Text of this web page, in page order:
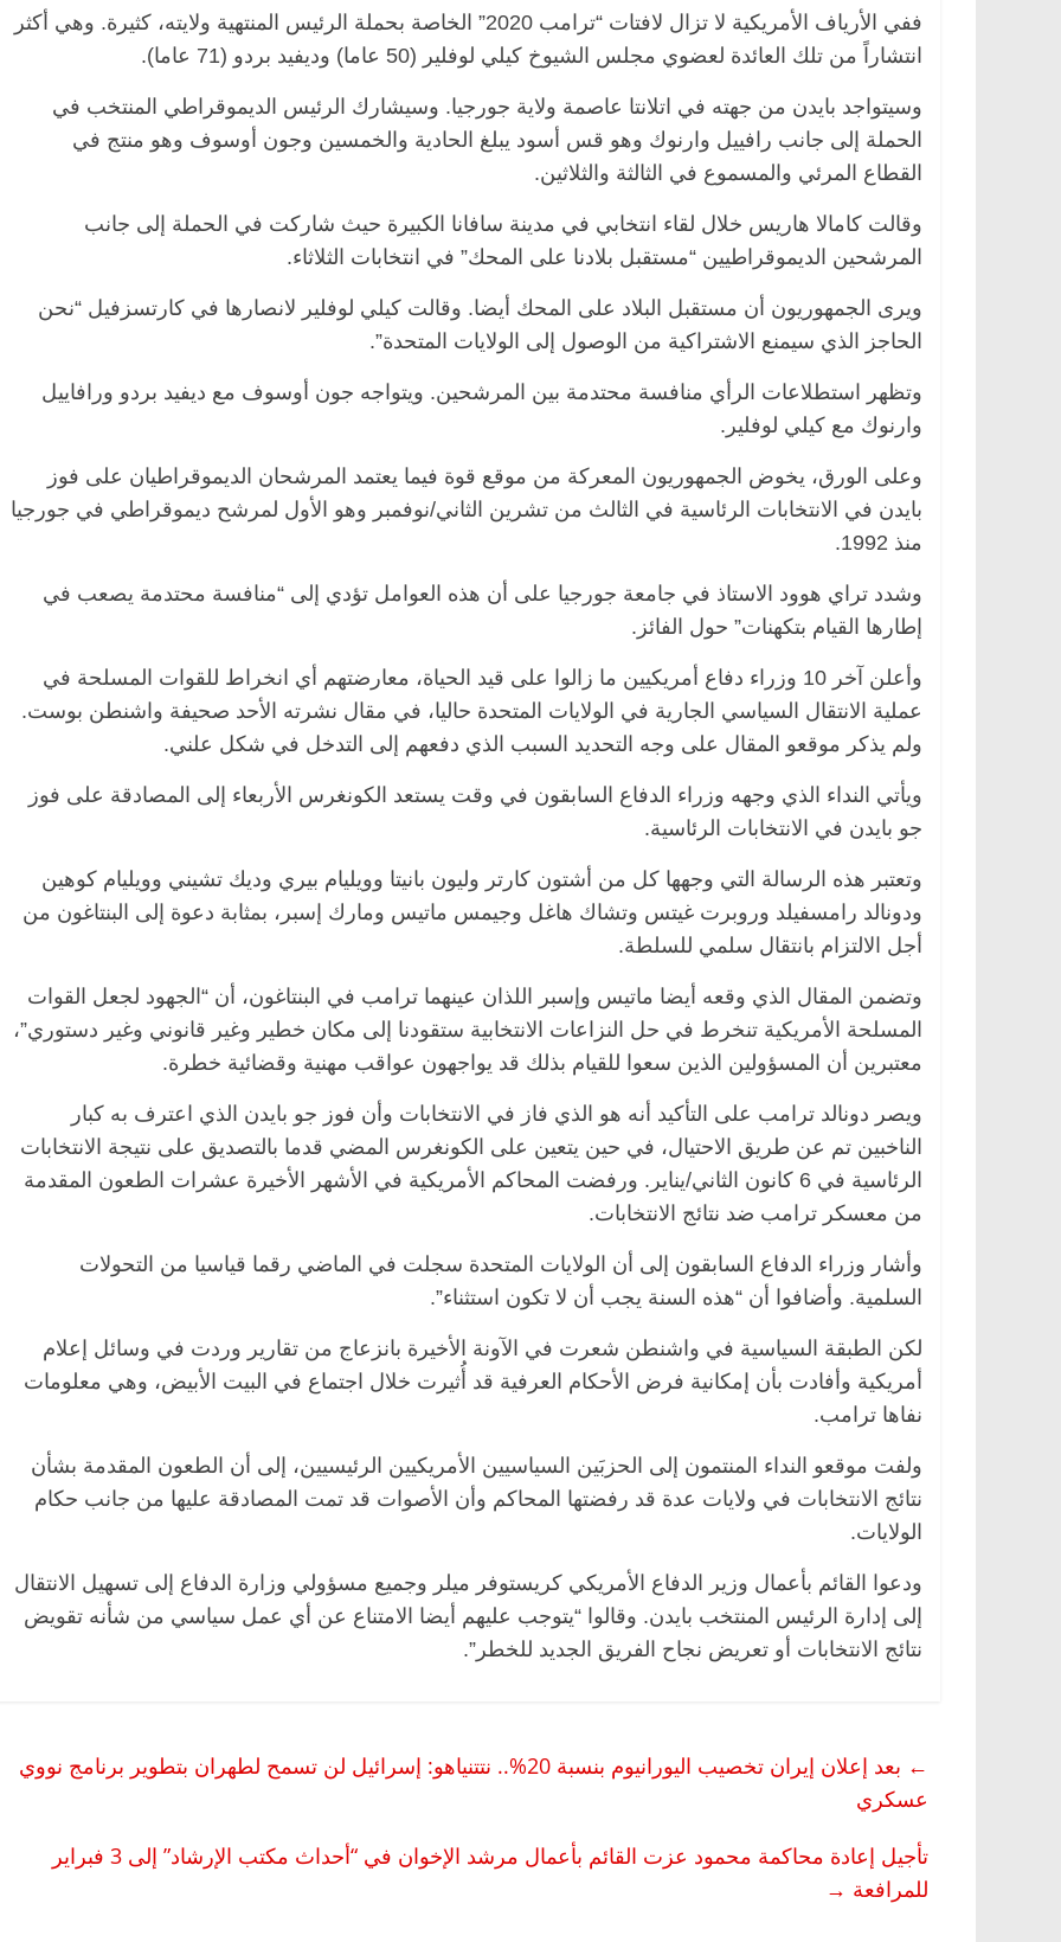
ففي الأرياف الأمريكية لا تزال لافتات “ترامب 2020” الخاصة بحملة الرئيس المنتهية ولايته، كثيرة. وهي أكثر
انتشاراً من تلك العائدة لعضوي مجلس الشيوخ كيلي لوفلير (50 عاما) وديفيد بردو (71 عاما).
وسيتواجد بايدن من جهته في اتلانتا عاصمة ولاية جورجيا. وسيشارك الرئيس الديموقراطي المنتخب في
الحملة إلى جانب رافييل وارنوك وهو قس أسود يبلغ الحادية والخمسين وجون أوسوف وهو منتج في
القطاع المرئي والمسموع في الثالثة والثلاثين.
وقالت كامالا هاريس خلال لقاء انتخابي في مدينة سافانا الكبيرة حيث شاركت في الحملة إلى جانب
المرشحين الديموقراطيين “مستقبل بلادنا على المحك” في انتخابات الثلاثاء.
ويرى الجمهوريون أن مستقبل البلاد على المحك أيضا. وقالت كيلي لوفلير لانصارها في كارتسزفيل “نحن
الحاجز الذي سيمنع الاشتراكية من الوصول إلى الولايات المتحدة”.
وتظهر استطلاعات الرأي منافسة محتدمة بين المرشحين. ويتواجه جون أوسوف مع ديفيد بردو ورافاييل
وارنوك مع كيلي لوفلير.
وعلى الورق، يخوض الجمهوريون المعركة من موقع قوة فيما يعتمد المرشحان الديموقراطيان على فوز
بايدن في الانتخابات الرئاسية في الثالث من تشرين الثاني/نوفمبر وهو الأول لمرشح ديموقراطي في جورجيا
منذ 1992.
وشدد تراي هوود الاستاذ في جامعة جورجيا على أن هذه العوامل تؤدي إلى “منافسة محتدمة يصعب في
إطارها القيام بتكهنات” حول الفائز.
وأعلن آخر 10 وزراء دفاع أمريكيين ما زالوا على قيد الحياة، معارضتهم أي انخراط للقوات المسلحة في
عملية الانتقال السياسي الجارية في الولايات المتحدة حاليا، في مقال نشرته الأحد صحيفة واشنطن بوست.
ولم يذكر موقعو المقال على وجه التحديد السبب الذي دفعهم إلى التدخل في شكل علني.
ويأتي النداء الذي وجهه وزراء الدفاع السابقون في وقت يستعد الكونغرس الأربعاء إلى المصادقة على فوز
جو بايدن في الانتخابات الرئاسية.
وتعتبر هذه الرسالة التي وجهها كل من أشتون كارتر وليون بانيتا وويليام بيري وديك تشيني وويليام كوهين
ودونالد رامسفيلد وروبرت غيتس وتشاك هاغل وجيمس ماتيس ومارك إسبر، بمثابة دعوة إلى البنتاغون من
أجل الالتزام بانتقال سلمي للسلطة.
وتضمن المقال الذي وقعه أيضا ماتيس وإسبر اللذان عينهما ترامب في البنتاغون، أن “الجهود لجعل القوات
المسلحة الأمريكية تنخرط في حل النزاعات الانتخابية ستقودنا إلى مكان خطير وغير قانوني وغير دستوري”،
معتبرين أن المسؤولين الذين سعوا للقيام بذلك قد يواجهون عواقب مهنية وقضائية خطرة.
ويصر دونالد ترامب على التأكيد أنه هو الذي فاز في الانتخابات وأن فوز جو بايدن الذي اعترف به كبار
الناخبين تم عن طريق الاحتيال، في حين يتعين على الكونغرس المضي قدما بالتصديق على نتيجة الانتخابات
الرئاسية في 6 كانون الثاني/يناير. ورفضت المحاكم الأمريكية في الأشهر الأخيرة عشرات الطعون المقدمة
من معسكر ترامب ضد نتائج الانتخابات.
وأشار وزراء الدفاع السابقون إلى أن الولايات المتحدة سجلت في الماضي رقما قياسيا من التحولات
السلمية. وأضافوا أن “هذه السنة يجب أن لا تكون استثناء”.
لكن الطبقة السياسية في واشنطن شعرت في الآونة الأخيرة بانزعاج من تقارير وردت في وسائل إعلام
أمريكية وأفادت بأن إمكانية فرض الأحكام العرفية قد أُثيرت خلال اجتماع في البيت الأبيض، وهي معلومات
نفاها ترامب.
ولفت موقعو النداء المنتمون إلى الحزبَين السياسيين الأمريكيين الرئيسيين، إلى أن الطعون المقدمة بشأن
نتائج الانتخابات في ولايات عدة قد رفضتها المحاكم وأن الأصوات قد تمت المصادقة عليها من جانب حكام
الولايات.
ودعوا القائم بأعمال وزير الدفاع الأمريكي كريستوفر ميلر وجميع مسؤولي وزارة الدفاع إلى تسهيل الانتقال
إلى إدارة الرئيس المنتخب بايدن. وقالوا “يتوجب عليهم أيضا الامتناع عن أي عمل سياسي من شأنه تقويض
نتائج الانتخابات أو تعريض نجاح الفريق الجديد للخطر”.
←
بعد إعلان إيران تخصيب اليورانيوم بنسبة 20%.. نتتنياهو: إسرائيل لن تسمح لطهران بتطوير برنامج نووي
عسكري
تأجيل إعادة محاكمة محمود عزت القائم بأعمال مرشد الإخوان في “أحداث مكتب الإرشاد” إلى 3 فبراير
للمرافعة →